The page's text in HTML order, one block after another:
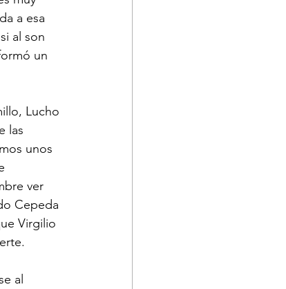
a esa
al son
un
las
unos
ver
Cepeda
Virgilio